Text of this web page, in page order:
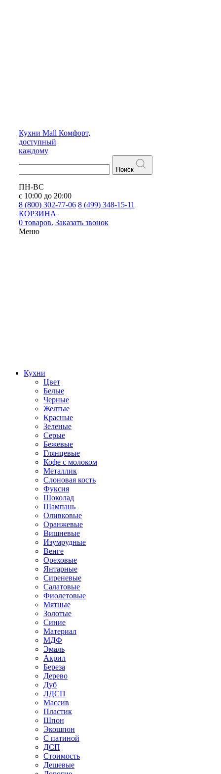
Кухни Mall Комфорт,
доступный
каждому
Поиск
ПН-ВС
с 10:00 до 20:00
8 (800) 302-77-06 8 (499) 348-15-11
КОРЗИНА
0 товаров. Заказать звонок
Меню
Кухни
Цвет
Белые
Черные
Желтые
Красные
Зеленые
Серые
Бежевые
Глянцевые
Кофе с молоком
Металлик
Слоновая кость
Фуксия
Шоколад
Шампань
Оливковые
Оранжевые
Вишневые
Изумрудные
Венге
Ореховые
Янтарные
Сиреневые
Салатовые
Фиолетовые
Мятные
Золотые
Синие
Материал
МДФ
Эмаль
Акрил
Береза
Дерево
Дуб
ЛДСП
Массив
Пластик
Шпон
Экошпон
С патиной
ДСП
Стоимость
Дешевые